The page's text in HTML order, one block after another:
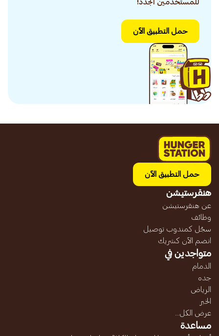
للمستخدمين الجدد!
حمل التطبيق الآن
حمل التطبيق الآن
هنقرستيشن
عن هنقرستيشن
وظائف
سجّل كمندوب توصيل
انضم الآن كشريك
متواجدين في
الدمام
جده
الرياض
الخبر
عرض الكل...
مساعدة